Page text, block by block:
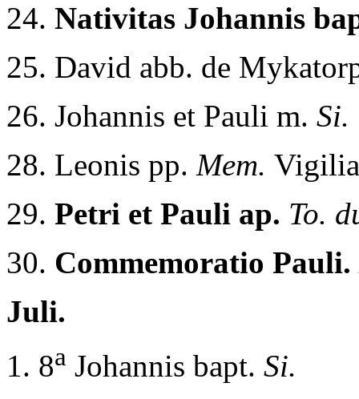
24. Nativitas Johannis
25. David abb. de
26. Johannis et Pauli m. Si.
28. Leonis pp. Mem.
29. Petri et Pauli ap. To.
30. Commemoratio Pauli.
Juli.
1. 8a Johannis bapt. Si.